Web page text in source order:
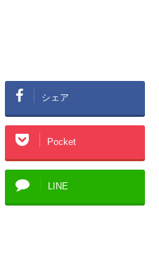
シェア
Pocket
LINE